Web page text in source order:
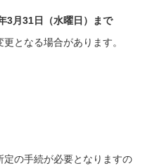
3月31日（水曜日）まで
となる場合があります。
の手続が必要となりますの